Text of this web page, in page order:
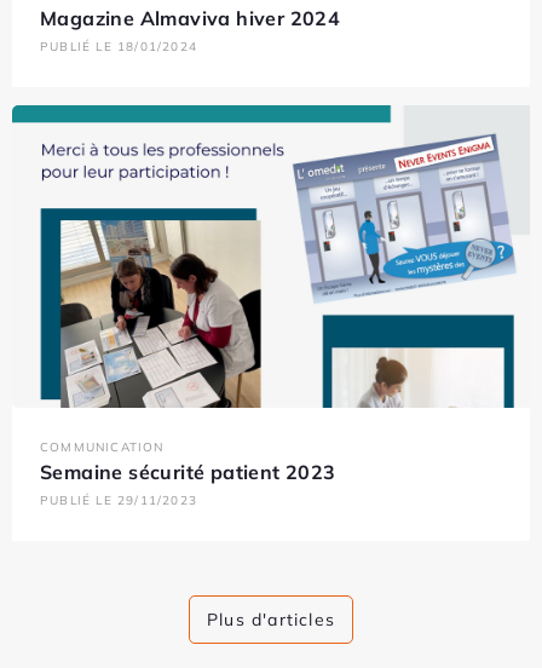
Magazine Almaviva hiver 2024
PUBLIÉ LE 18/01/2024
COMMUNICATION
Semaine sécurité patient 2023
PUBLIÉ LE 29/11/2023
Plus d'articles